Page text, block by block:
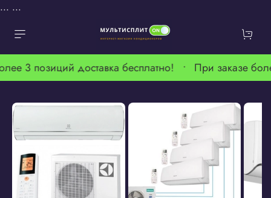
... ...
3 позиций доставка бесплатно! • При заказе